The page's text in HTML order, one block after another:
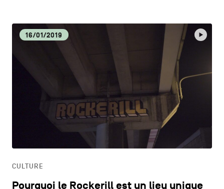
16/01/2019
CULTURE
Pourquoi le Rockerill est un lieu unique